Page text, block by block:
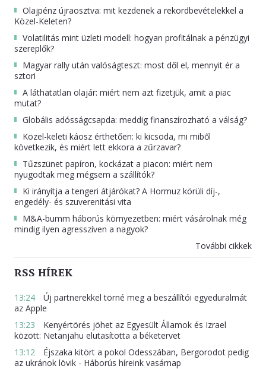
Olajpénz újraosztva: mit kezdenek a rekordbevételekkel a
Közel-Keleten?
Volatilitás mint üzleti modell: hogyan profitálnak a pénzügyi
szereplők?
Magyar rally után valóságteszt: most dől el, mennyit ér a
sztori
A láthatatlan olajár: miért nem azt fizetjük, amit a piac
mutat?
Globális adósságcsapda: meddig finanszírozható a válság?
Közel-keleti káosz érthetően: ki kicsoda, mi miből
következik, és miért lett ekkora a zűrzavar?
Tűzszünet papíron, kockázat a piacon: miért nem
nyugodtak meg mégsem a szállítók?
Ki irányítja a tengeri átjárókat? A Hormuz körüli díj-,
engedély- és szuverenitási vita
M&A-bumm háborús környezetben: miért vásárolnak még
mindig ilyen agresszíven a nagyok?
További cikkek
RSS HÍREK
13:24
Új partnerekkel törné meg a beszállítói egyeduralmát
az Apple
13:23
Kenyértörés jöhet az Egyesült Államok és Izrael
között: Netanjahu elutasította a béketervet
13:12
Éjszaka kitört a pokol Odesszában, Bergorodot pedig
az ukránok lövik - Háborús híreink vasárnap